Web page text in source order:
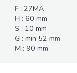
F : 27MA
H : 60 mm
S : 10 mm
G : min 52 mm
M : 90 mm